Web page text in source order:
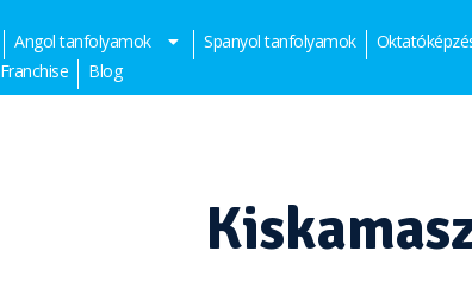
Angol tanfolyamok Spanyol tanfolyamok
Franchise
Blog